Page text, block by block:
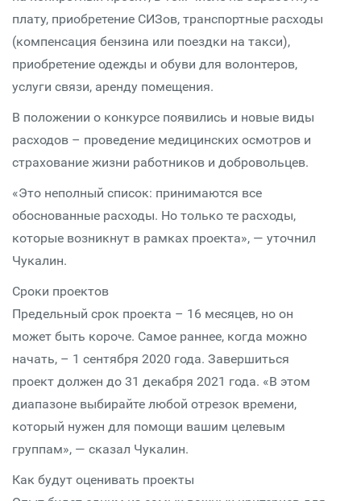
плату, приобретение СИЗов, транспортные расходы
(компенсация бензина или поездки на такси),
приобретение одежды и обуви для волонтеров,
услуги связи, аренду помещения.
В положении о конкурсе появились и новые виды
расходов – проведение медицинских осмотров и
страхование жизни работников и добровольцев.
«Это неполный список: принимаются все
обоснованные расходы. Но только те расходы,
которые возникнут в рамках проекта», — уточнил
Чукалин.
Сроки проектов
Предельный срок проекта – 16 месяцев, но он
может быть короче. Самое раннее, когда можно
начать, – 1 сентября 2020 года. Завершиться
проект должен до 31 декабря 2021 года. «В этом
диапазоне выбирайте любой отрезок времени,
который нужен для помощи вашим целевым
группам», — сказал Чукалин.
Как будут оценивать проекты